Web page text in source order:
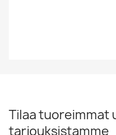
Tilaa tuoreimmat
tarjouksistamme